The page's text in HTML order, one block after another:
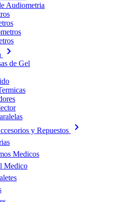
Audiometria
de Gel
y Repuestos
Medicos
Medico